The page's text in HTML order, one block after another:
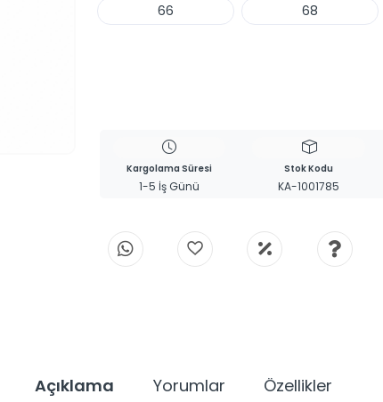
66 68
Kargolama Süresi
1-5 İş Günü
Stok Kodu
KA-1001785
Açıklama Yorumlar Özellikler